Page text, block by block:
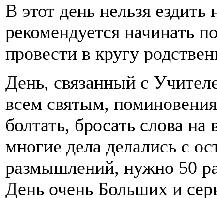
В этот день нельзя ездить
рекомендуется начинать
провести в кругу
День, связанный с
всем святым,
болтать, бросать слова
многие дела делались с
размышлений, нужно 50
День очень Больших и